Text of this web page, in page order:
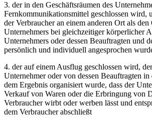
3. der in den Geschäftsräumen des
Fernkommunikationsmittel geschlossen wird,
der Verbraucher an einem anderen Ort als den
Unternehmers bei gleichzeitiger körperlicher
Unternehmers oder dessen Beauftragten und
persönlich und individuell angesprochen
4. der auf einem Ausflug geschlossen wird,
Unternehmer oder von dessen Beauftragten
dem Ergebnis organisiert wurde, dass der
Verkauf von Waren oder die Erbringung von
Verbraucher wirbt oder werben lässt und
dem Verbraucher abschließt